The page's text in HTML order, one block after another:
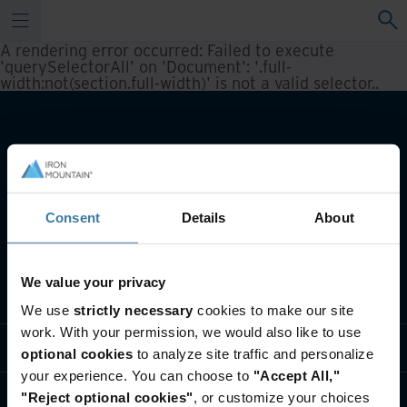
Consent Details About
We value your privacy
We use strictly necessary cookies to make our site
work. With your permission, we would also like to use
optional cookies to analyze site traffic and personalize
your experience. You can choose to "Accept All,"
"Reject optional cookies", or customize your choices
A rendering error occurred: Failed to execute
'querySelectorAll' on 'Document': '.full-
width:not(section.full-width)' is not a valid selector..
Галузеві рішення
Зверніться до нас